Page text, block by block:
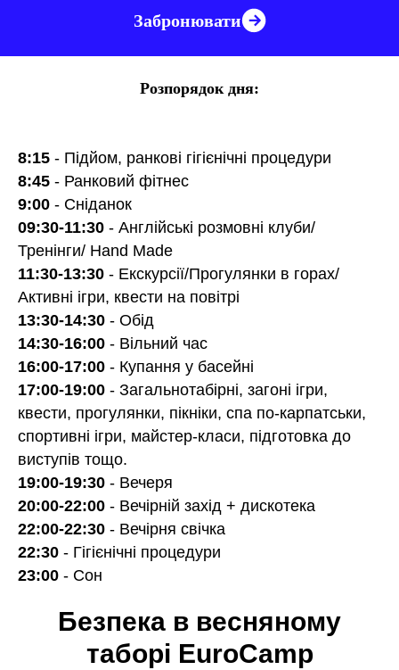
Забронювати
Розпорядок дня:
8:15 - Підйом, ранкові гігієнічні процедури
8:45 - Ранковий фітнес
9:00 - Сніданок
09:30-11:30 - Англійські розмовні клуби/
Тренінги/ Hand Made
11:30-13:30 - Екскурсії/Прогулянки в горах/
Активні ігри, квести на повітрі
13:30-14:30 - Обід
14:30-16:00 - Вільний час
16:00-17:00 - Купання у басейні
17:00-19:00 - Загальнотабірні, загоні ігри,
квести, прогулянки, пікніки, спа по-карпатськи,
спортивні ігри, майстер-класи, підготовка до
виступів тощо.
19:00-19:30 - Вечеря
20:00-22:00 - Вечірній захід + дискотека
22:00-22:30 - Вечірня свічка
22:30 - Гігієнічні процедури
23:00 - Сон
Безпека в весняному
таборі EuroCamp